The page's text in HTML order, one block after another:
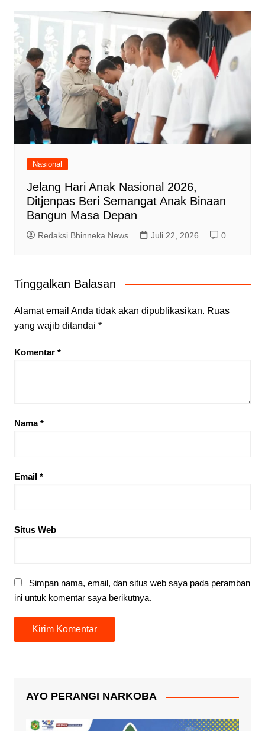
Nasional
Jelang Hari Anak Nasional 2026,
Ditjenpas Beri Semangat Anak Binaan
Bangun Masa Depan
Redaksi Bhinneka News Juli 22, 2026 0
Tinggalkan Balasan
Alamat email Anda tidak akan dipublikasikan. Ruas
yang wajib ditandai *
Komentar *
Nama*
Email *
Situs Web
Simpan nama, email, dan situs web saya pada peramban
ini untuk komentar saya berikutnya.
AYO PERANGI NARKOBA